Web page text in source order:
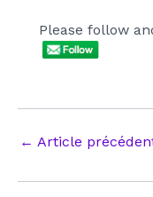
Please follow
Navigation
articles
← Article